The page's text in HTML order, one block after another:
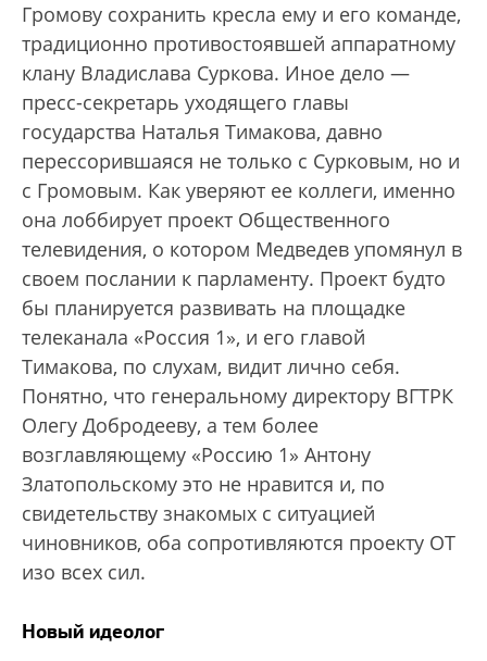
Громову сохранить кресла ему и его команде,
традиционно противостоявшей аппаратному
клану Владислава Суркова. Иное дело —
пресс-секретарь уходящего главы
государства Наталья Тимакова, давно
перессорившаяся не только с Сурковым, но и
с Громовым. Как уверяют ее коллеги, именно
она лоббирует проект Общественного
телевидения, о котором Медведев упомянул в
своем послании к парламенту. Проект будто
бы планируется развивать на площадке
телеканала «Россия 1», и его главой
Тимакова, по слухам, видит лично себя.
Понятно, что генеральному директору ВГТРК
Олегу Добродееву, а тем более
возглавляющему «Россию 1» Антону
Златопольскому это не нравится и, по
свидетельству знакомых с ситуацией
чиновников, оба сопротивляются проекту ОТ
изо всех сил.
Новый идеолог